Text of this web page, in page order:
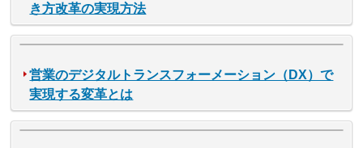
き方改革の実現方法
営業のデジタルトランスフォーメーション（DX）で
実現する変革とは